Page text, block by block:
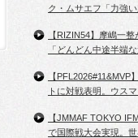
ク・ムサエフ「力強
【RIZIN54】摩嶋一
「どんどん中途半端
【PFL2026#11&MVP
トに対戦表明。ウス
【JMMAF TOKYO
で国際戦大会実現。